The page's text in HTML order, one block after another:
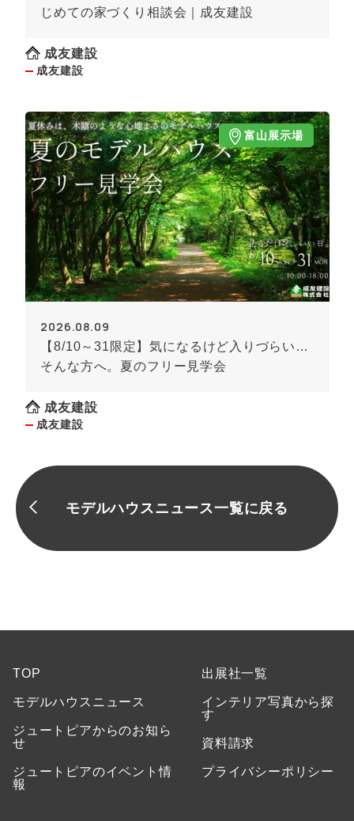
じめての家づくり相談会｜成友建設
成友建設
成友建設
富山展示場
2026.08.09
【8/10～31限定】気になるけど入りづらい…
そんな方へ。夏のフリー見学会
成友建設
成友建設
モデルハウスニュース一覧に戻る
TOP
モデルハウスニュース
ジュートピアからのお知ら
せ
ジュートピアのイベント情
報
出展社一覧
インテリア写真から探
す
資料請求
プライバシーポリシー